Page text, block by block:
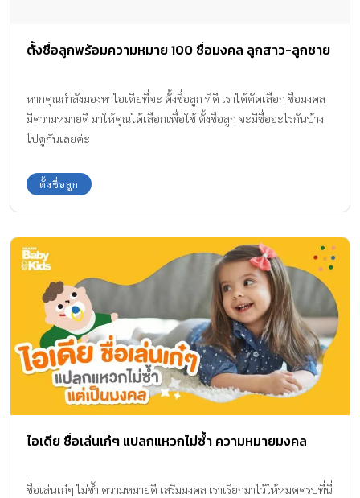
ตั้งชื่อลูกพร้อมความหมาย 100 ชื่อมงคล ลูกสาว-ลูกชาย
หากคุณกำลังมองหาไอเดียที่จะ ตั้งชื่อลูก ที่ดี เราได้คัดเลือก ชื่อมงคล
มีความหมายดี มาให้คุณได้เลือกเพื่อใช้ ตั้งชื่อลูก จะมีชื่ออะไรกันบ้าง
ไปดูกันเลยค่ะ
ตั้งชื่อลูก
ไอเดีย ชื่อเล่นเก๋ๆ แปลกแหวกไม่ซ้ำ ความหมายมงคล
ชื่อเล่นเก๋ๆ ไม่ซ้ำ ความหมายดี เสริมมงคล เราเรียกมาไว้ให้หมดครบที่นี่